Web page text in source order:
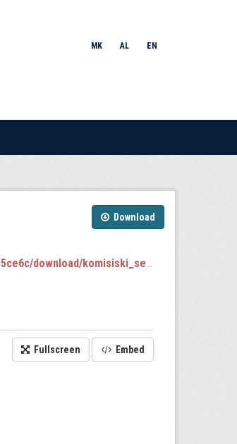
MK AL EN
Download
2028.json
Fullscreen Embed